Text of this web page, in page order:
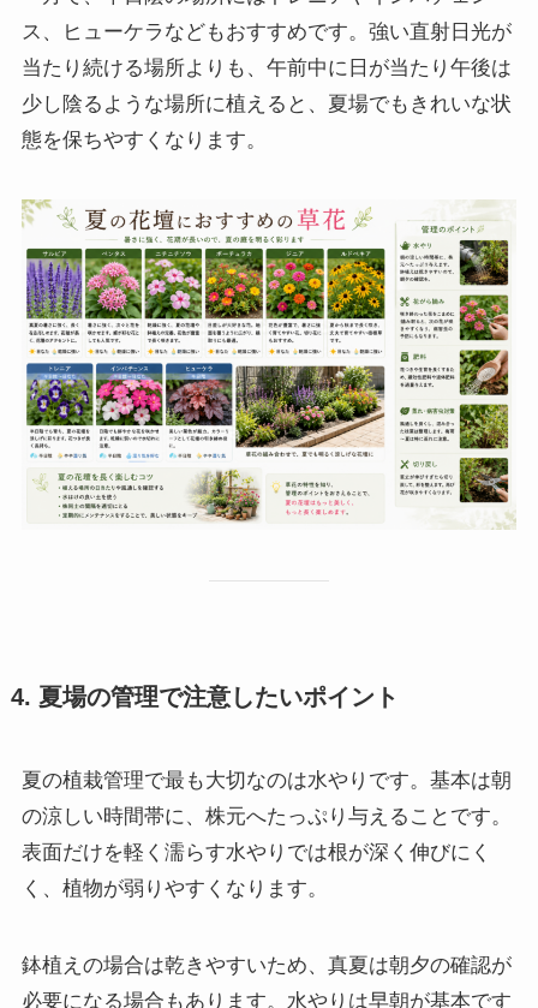
ス、ヒューケラなどもおすすめです。強い直射日光が
当たり続ける場所よりも、午前中に日が当たり午後は
少し陰るような場所に植えると、夏場でもきれいな状
態を保ちやすくなります。
4. 夏場の管理で注意したいポイント
夏の植栽管理で最も大切なのは水やりです。基本は朝
の涼しい時間帯に、株元へたっぷり与えることです。
表面だけを軽く濡らす水やりでは根が深く伸びにく
く、植物が弱りやすくなります。
鉢植えの場合は乾きやすいため、真夏は朝夕の確認が
必要になる場合もあります。水やりは早朝が基本です